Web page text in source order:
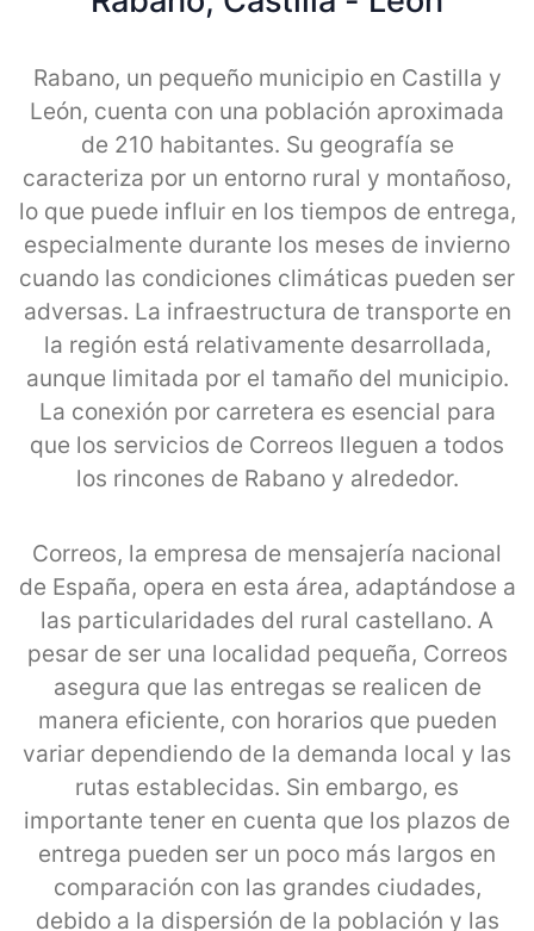
Rabano, un pequeño municipio en Castilla y
León, cuenta con una población aproximada
de 210 habitantes. Su geografía se
caracteriza por un entorno rural y montañoso,
lo que puede influir en los tiempos de entrega,
especialmente durante los meses de invierno
cuando las condiciones climáticas pueden ser
adversas. La infraestructura de transporte en
la región está relativamente desarrollada,
aunque limitada por el tamaño del municipio.
La conexión por carretera es esencial para
que los servicios de Correos lleguen a todos
los rincones de Rabano y alrededor.
Correos, la empresa de mensajería nacional
de España, opera en esta área, adaptándose a
las particularidades del rural castellano. A
pesar de ser una localidad pequeña, Correos
asegura que las entregas se realicen de
manera eficiente, con horarios que pueden
variar dependiendo de la demanda local y las
rutas establecidas. Sin embargo, es
importante tener en cuenta que los plazos de
entrega pueden ser un poco más largos en
comparación con las grandes ciudades,
debido a la dispersión de la población y las